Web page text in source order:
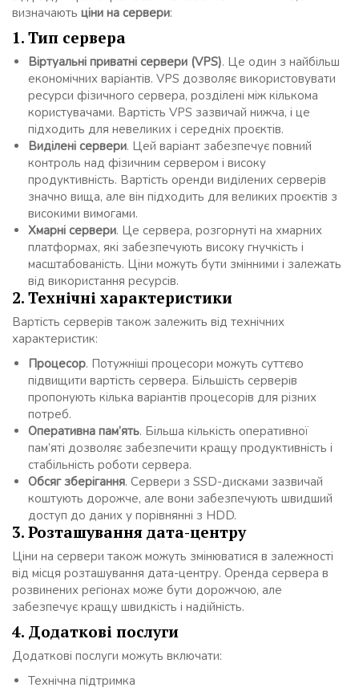
визначають ціни на сервери:
1. Тип сервера
Віртуальні приватні сервери (VPS). Це один з найбільш
економічних варіантів. VPS дозволяє використовувати
ресурси фізичного сервера, розділені між кількома
користувачами. Вартість VPS зазвичай нижча, і це
підходить для невеликих і середніх проєктів.
Виділені сервери. Цей варіант забезпечує повний
контроль над фізичним сервером і високу
продуктивність. Вартість оренди виділених серверів
значно вища, але він підходить для великих проєктів з
високими вимогами.
Хмарні сервери. Це сервера, розгорнуті на хмарних
платформах, які забезпечують високу гнучкість і
масштабованість. Ціни можуть бути змінними і залежать
від використання ресурсів.
2. Технічні характеристики
Вартість серверів також залежить від технічних
характеристик:
Процесор. Потужніші процесори можуть суттєво
підвищити вартість сервера. Більшість серверів
пропонують кілька варіантів процесорів для різних
потреб.
Оперативна пам’ять. Більша кількість оперативної
пам’яті дозволяє забезпечити кращу продуктивність і
стабільність роботи сервера.
Обсяг зберігання. Сервери з SSD-дисками зазвичай
коштують дорожче, але вони забезпечують швидший
доступ до даних у порівнянні з HDD.
3. Розташування дата-центру
Ціни на сервери також можуть змінюватися в залежності
від місця розташування дата-центру. Оренда сервера в
розвинених регіонах може бути дорожчою, але
забезпечує кращу швидкість і надійність.
4. Додаткові послуги
Додаткові послуги можуть включати:
Технічна підтримка